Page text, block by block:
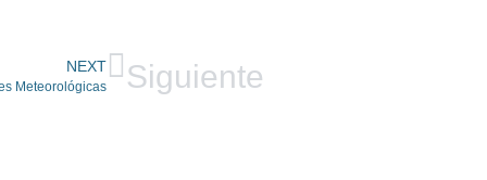
NEXT
Meteorológicas Siguiente